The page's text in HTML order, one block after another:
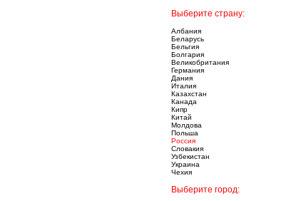
Выберите страну:
Албания
Беларусь
Бельгия
Болгария
Великобритания
Германия
Дания
Италия
Казахстан
Канада
Кипр
Китай
Молдова
Польша
Россия
Словакия
Узбекистан
Украина
Чехия
Выберите город: